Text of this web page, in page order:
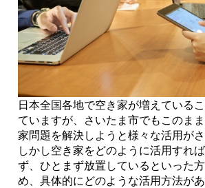
日本全国各地で空き家が増えている
ていますが、さいたま市でもこのま
家問題を解決しようと様々な活用がさ
しかし空き家をどのように活用すれ
ず、ひとまず放置しているといった
め、具体的にどのような活用方法が